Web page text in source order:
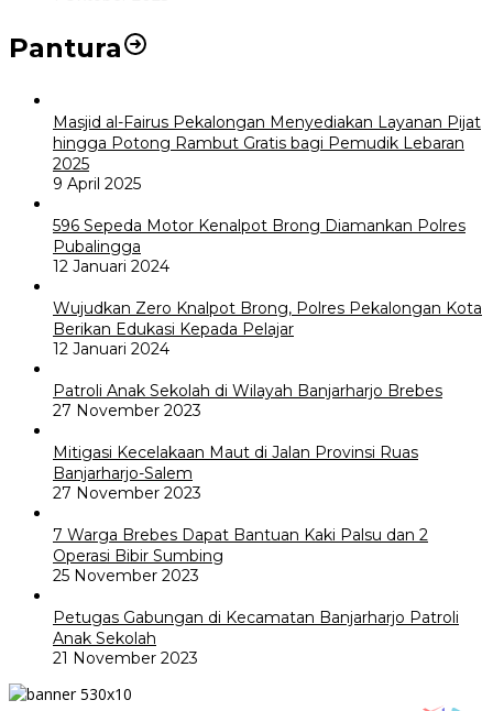
Pantura
Masjid al-Fairus Pekalongan Menyediakan Layanan Pijat
hingga Potong Rambut Gratis bagi Pemudik Lebaran
2025
9 April 2025
596 Sepeda Motor Kenalpot Brong Diamankan Polres
Pubalingga
12 Januari 2024
Wujudkan Zero Knalpot Brong, Polres Pekalongan Kota
Berikan Edukasi Kepada Pelajar
12 Januari 2024
Patroli Anak Sekolah di Wilayah Banjarharjo Brebes
27 November 2023
Mitigasi Kecelakaan Maut di Jalan Provinsi Ruas
Banjarharjo-Salem
27 November 2023
7 Warga Brebes Dapat Bantuan Kaki Palsu dan 2
Operasi Bibir Sumbing
25 November 2023
Petugas Gabungan di Kecamatan Banjarharjo Patroli
Anak Sekolah
21 November 2023